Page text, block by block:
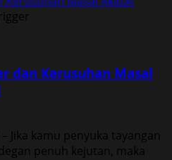
dan Kerusuhan Masal
– Jika kamu penyuka tayangan
penuh kejutan, maka